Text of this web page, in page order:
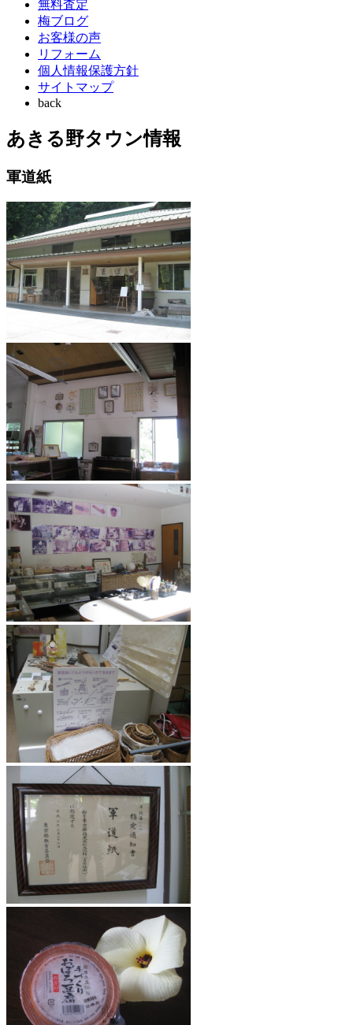
無料査定
梅ブログ
お客様の声
リフォーム
個人情報保護方針
サイトマップ
back
あきる野タウン情報
軍道紙